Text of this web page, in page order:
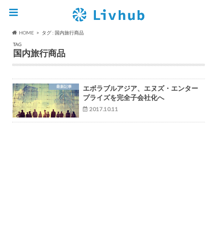
HOME
タグ : 国内旅行商品
TAG
国内旅行商品
最新記事
エボラブルアジア、エヌズ・エンター
プライズを完全子会社化へ
2017.10.11